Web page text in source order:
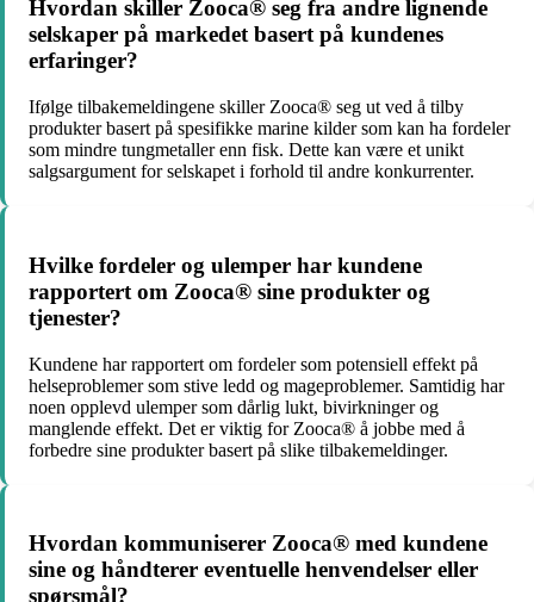
Hvordan skiller Zooca® seg fra andre lignende
selskaper på markedet basert på kundenes
erfaringer?
Ifølge tilbakemeldingene skiller Zooca® seg ut ved å tilby
produkter basert på spesifikke marine kilder som kan ha fordeler
som mindre tungmetaller enn fisk. Dette kan være et unikt
salgsargument for selskapet i forhold til andre konkurrenter.
Hvilke fordeler og ulemper har kundene
rapportert om Zooca® sine produkter og
tjenester?
Kundene har rapportert om fordeler som potensiell effekt på
helseproblemer som stive ledd og mageproblemer. Samtidig har
noen opplevd ulemper som dårlig lukt, bivirkninger og
manglende effekt. Det er viktig for Zooca® å jobbe med å
forbedre sine produkter basert på slike tilbakemeldinger.
Hvordan kommuniserer Zooca® med kundene
sine og håndterer eventuelle henvendelser eller
spørsmål?